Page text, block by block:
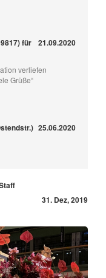
für
21.09.2020
verliefen
Grüße“
25.06.2020
31. Dez, 2019